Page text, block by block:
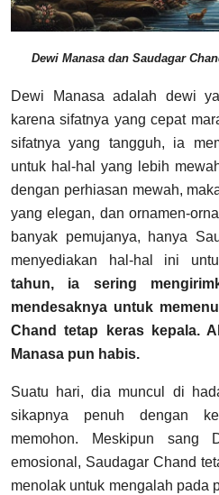
Dewi Manasa dan Saudagar
Dewi Manasa adalah dewi
karena sifatnya yang cepat
sifatnya yang tangguh, ia
untuk hal-hal yang lebih
dengan perhiasan mewah,
yang elegan, dan ornamen-
banyak pemujanya, hanya
menyediakan hal-hal ini
tahun, ia sering
mendesaknya untuk
Chand tetap keras kepala.
Manasa pun habis.
Suatu hari, dia muncul di
sikapnya penuh dengan
memohon. Meskipun sang
emosional, Saudagar Chand
menolak untuk mengalah pada